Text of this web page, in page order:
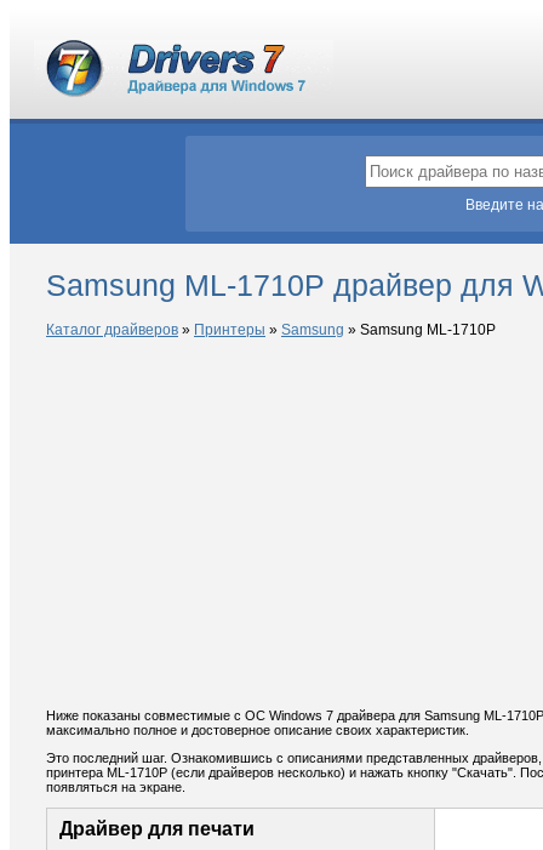
Введите
Samsung ML-1710P драйвер для
Каталог драйверов » Принтеры » Samsung » Samsung ML-1710P
Ниже показаны совместимые с ОС Windows 7 драйвера для Samsung ML-
максимально полное и достоверное описание своих характеристик.
Это последний шаг. Ознакомившись с описаниями представленных
принтера ML-1710P (если драйверов несколько) и нажать кнопку "Скачать".
появляться на экране.
Драйвер для печати